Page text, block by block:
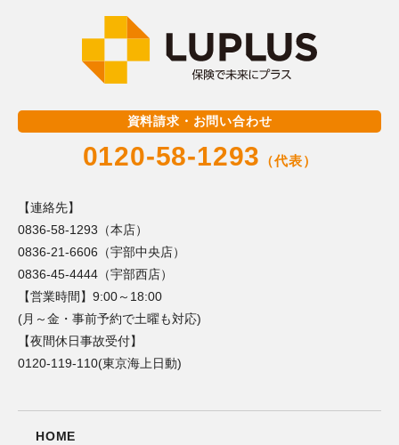
資料請求・お問い合わせ
0120-58-1293 （代表）
【連絡先】
0836-58-1293（本店）
0836-21-6606（宇部中央店）
0836-45-4444（宇部西店）
【営業時間】9:00～18:00
(月～金・事前予約で土曜も対応)
【夜間休日事故受付】
0120-119-110(東京海上日動)
HOME